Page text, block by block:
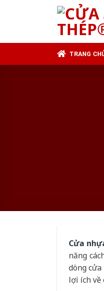
TRANG
Cửa
năng
dòng
lợi ích về